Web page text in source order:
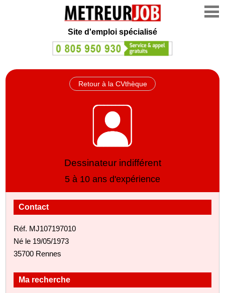
Site d'emploi spécialisé
Retour à la CVthèque
Dessinateur indifférent
5 à 10 ans d'expérience
Contact
Réf. MJ107197010
Né le 19/05/1973
35700 Rennes
Ma recherche